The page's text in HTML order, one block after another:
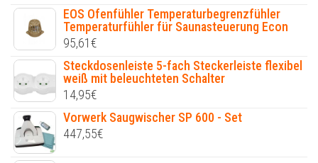
EOS Ofenfühler Temperaturbegrenzfühler
Temperaturfühler für Saunasteuerung Econ
95,61€
Steckdosenleiste 5-fach Steckerleiste flexibel
weiß mit beleuchteten Schalter
14,95€
Vorwerk Saugwischer SP 600 - Set
447,55€